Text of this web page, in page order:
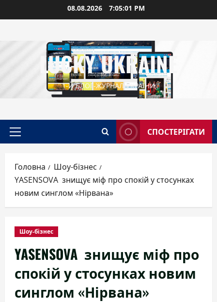
до
08.08.2026 7:05:02 PM
LUCKY UKRAINE
1-Й БЛОГ-ЖУРНАЛ УКРАЇНИ
Головне
СПОСТЕРІГАТИ
Головна
Шоу-бізнес
YASENSOVA знищує міф про спокій у стосунках
новим синглом «Нірвана»
Шоу-бізнес
YASENSOVA знищує міф про
спокій у стосунках новим
синглом «Нірвана»